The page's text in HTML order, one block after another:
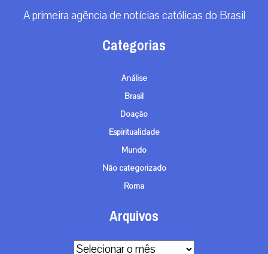
A primeira agência de notícias católicas do Brasil
Categorias
Análise
Brasil
Doação
Espiritualidade
Mundo
Não categorizado
Roma
Arquivos
Arquivos